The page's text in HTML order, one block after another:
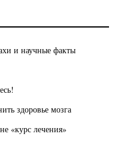
и научные факты
здоровье мозга
«курс лечения»